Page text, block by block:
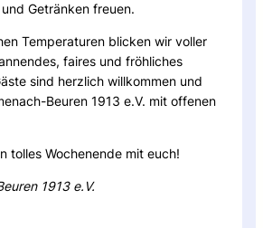
Getränken freuen.
Temperaturen blicken wir voller
faires und fröhliches
sind herzlich willkommen und
Beuren 1913 e.V. mit offenen
tolles Wochenende mit euch!
1913 e.V.